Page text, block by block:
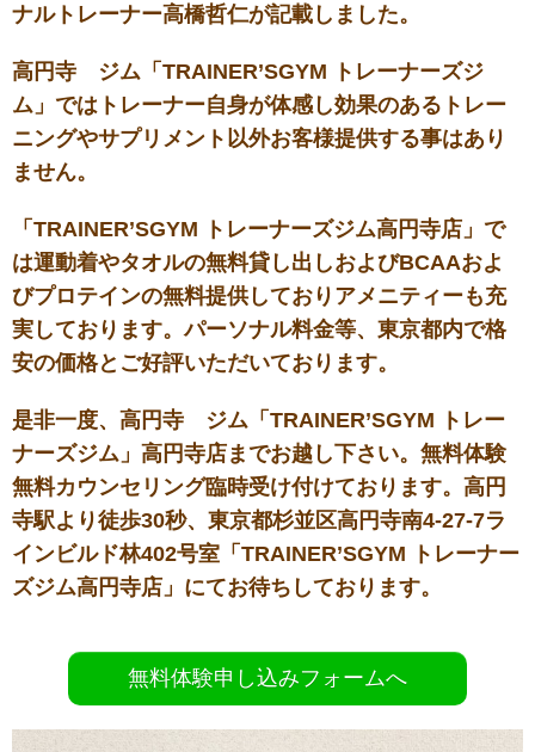
ナルトレーナー高橋哲仁が記載しました。
高円寺 ジム「TRAINER’SGYM トレーナーズジ
ム」ではトレーナー自身が体感し効果のあるトレー
ニングやサプリメント以外お客様提供する事はあり
ません。
「TRAINER’SGYM トレーナーズジム高円寺店」で
は運動着やタオルの無料貸し出しおよびBCAAおよ
びプロテインの無料提供しておりアメニティーも充
実しております。パーソナル料金等、東京都内で格
安の価格とご好評いただいております。
是非一度、高円寺 ジム「TRAINER’SGYM トレー
ナーズジム」高円寺店までお越し下さい。無料体験
無料カウンセリング臨時受け付けております。高円
寺駅より徒歩30秒、東京都杉並区高円寺南4-27-7ラ
インビルド林402号室「TRAINER’SGYM トレーナー
ズジム高円寺店」にてお待ちしております。
無料体験申し込みフォームへ